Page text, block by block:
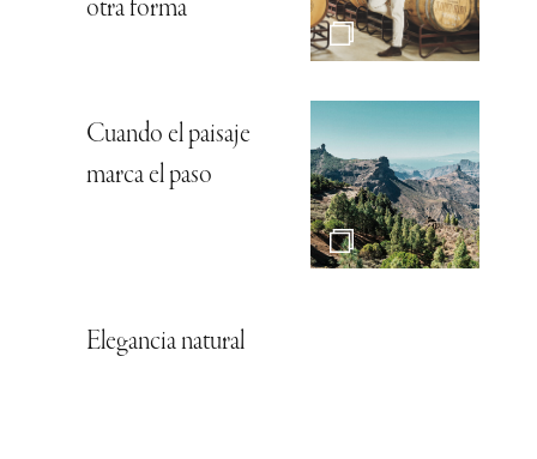
otra forma
Cuando el paisaje
marca el paso
Elegancia natural